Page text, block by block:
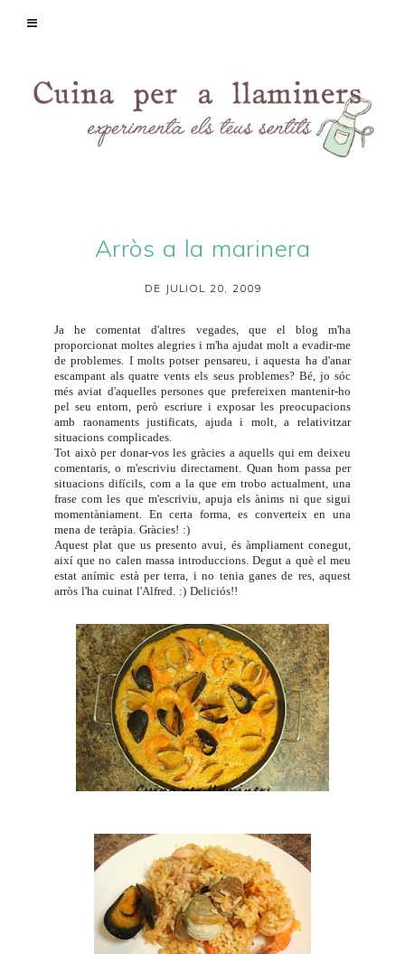
Arròs a la marinera
DE JULIOL 20, 2009
Ja he comentat d'altres vegades, que el blog m'ha
proporcionat moltes alegries i m'ha ajudat molt a evadir-me
de problemes. I molts potser pensareu, i aquesta ha d'anar
escampant als quatre vents els seus problemes? Bé, jo sóc
més aviat d'aquelles persones que prefereixen mantenir-ho
pel seu entorn, però escriure i exposar les preocupacions
amb raonaments justificats, ajuda i molt, a relativitzar
situacions complicades.
Tot això per donar-vos les gràcies a aquells qui em deixeu
comentaris, o m'escriviu directament. Quan hom passa per
situacions difícils, com a la que em trobo actualment, una
frase com les que m'escriviu, apuja els ànims ni que sigui
momentàniament. En certa forma, es converteix en una
mena de teràpia. Gràcies! :)
Aquest plat que us presento avui, és àmpliament conegut,
així que no calen massa introduccions. Degut a què el meu
estat anímic està per terra, i no tenia ganes de res, aquest
arròs l'ha cuinat l'Alfred. :) Deliciós!!